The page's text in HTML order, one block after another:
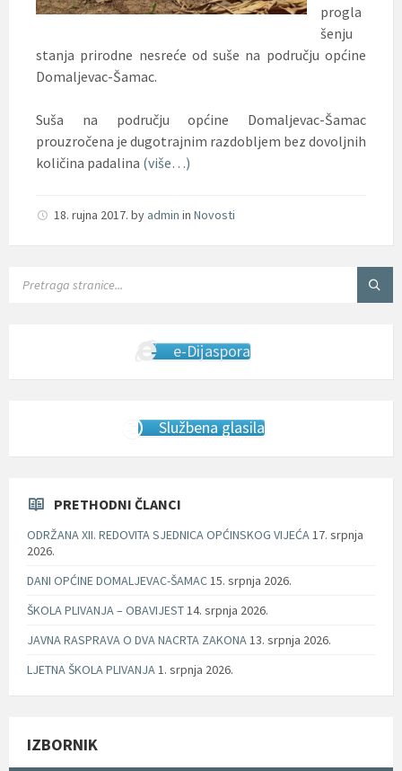
progla
šenju
stanja prirodne nesreće od suše na području općine
Domaljevac-Šamac.
Suša na području općine Domaljevac-Šamac
prouzročena je dugotrajnim razdobljem bez dovoljnih
količina padalina (više…)
18. rujna 2017. by admin in Novosti
e-Dijaspora
Službena glasila
PRETHODNI ČLANCI
ODRŽANA XII. REDOVITA SJEDNICA OPĆINSKOG VIJEĆA17. srpnja
2026.
DANI OPĆINE DOMALJEVAC-ŠAMAC15. srpnja 2026.
ŠKOLA PLIVANJA – OBAVIJEST14. srpnja 2026.
JAVNA RASPRAVA O DVA NACRTA ZAKONA13. srpnja 2026.
LJETNA ŠKOLA PLIVANJA1. srpnja 2026.
IZBORNIK